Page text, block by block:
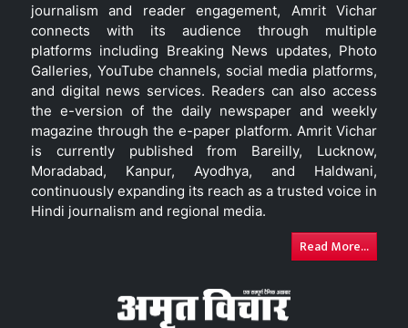
journalism and reader engagement, Amrit Vichar
connects with its audience through multiple
platforms including Breaking News updates, Photo
Galleries, YouTube channels, social media platforms,
and digital news services. Readers can also access
the e-version of the daily newspaper and weekly
magazine through the e-paper platform. Amrit Vichar
is currently published from Bareilly, Lucknow,
Moradabad, Kanpur, Ayodhya, and Haldwani,
continuously expanding its reach as a trusted voice in
Hindi journalism and regional media.
Read More...